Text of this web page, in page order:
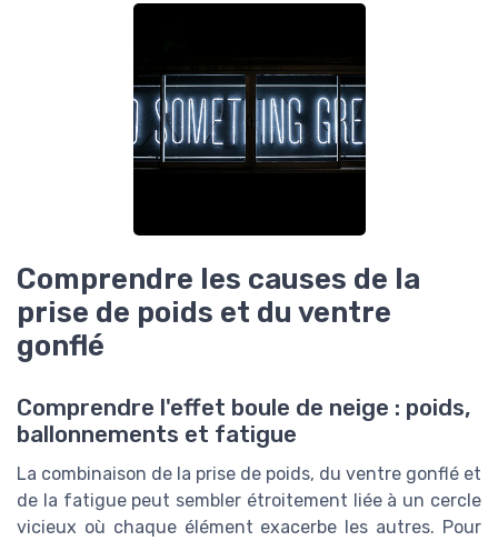
Comprendre les causes de la
prise de poids et du ventre
gonflé
Comprendre l'effet boule de neige : poids,
ballonnements et fatigue
La combinaison de la prise de poids, du ventre gonflé et
de la fatigue peut sembler étroitement liée à un cercle
vicieux où chaque élément exacerbe les autres. Pour